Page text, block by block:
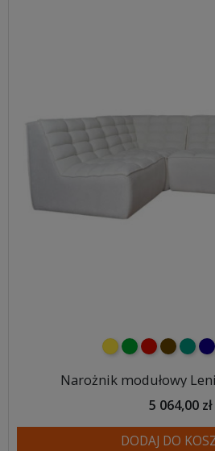
żółtyzielonyczerwony
Narożnik modułowy
5 064,00 zł
DODAJ DO